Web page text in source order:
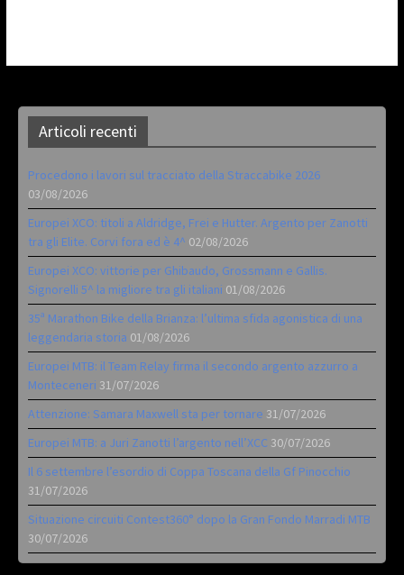
Articoli recenti
Procedono i lavori sul tracciato della Straccabike 2026
03/08/2026
Europei XCO: titoli a Aldridge, Frei e Hutter. Argento per Zanotti
tra gli Elite. Corvi fora ed è 4^ 02/08/2026
Europei XCO: vittorie per Ghibaudo, Grossmann e Gallis.
Signorelli 5^ la migliore tra gli italiani 01/08/2026
35ª Marathon Bike della Brianza: l’ultima sfida agonistica di una
leggendaria storia 01/08/2026
Europei MTB: il Team Relay firma il secondo argento azzurro a
Monteceneri 31/07/2026
Attenzione: Samara Maxwell sta per tornare 31/07/2026
Europei MTB: a Juri Zanotti l’argento nell’XCC 30/07/2026
Il 6 settembre l’esordio di Coppa Toscana della Gf Pinocchio
31/07/2026
Situazione circuiti Contest360° dopo la Gran Fondo Marradi MTB
30/07/2026